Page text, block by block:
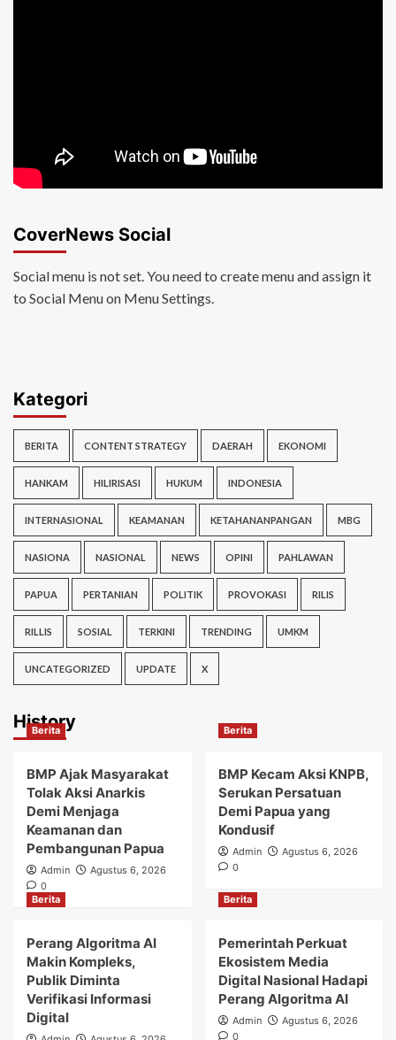
CoverNews Social
Social menu is not set. You need to create menu and assign it
to Social Menu on Menu Settings.
Kategori
BERITA CONTENT STRATEGY DAERAH EKONOMI
HANKAM HILIRISASI HUKUM INDONESIA
INTERNASIONAL KEAMANAN KETAHANANPANGAN MBG
NASIONA NASIONAL NEWS OPINI PAHLAWAN
PAPUA PERTANIAN POLITIK PROVOKASI RILIS
RILLIS SOSIAL TERKINI TRENDING UMKM
UNCATEGORIZED UPDATE X
History
Berita
BMP Ajak Masyarakat
Tolak Aksi Anarkis
Demi Menjaga
Keamanan dan
Pembangunan Papua
Admin
Agustus 6, 2026
0
Berita
BMP Kecam Aksi KNPB,
Serukan Persatuan
Demi Papua yang
Kondusif
Admin
Agustus 6, 2026
0
Berita
Perang Algoritma AI
Makin Kompleks,
Publik Diminta
Verifikasi Informasi
Digital
Berita
Pemerintah Perkuat
Ekosistem Media
Digital Nasional Hadapi
Perang Algoritma AI
Admin
Agustus 6, 2026
0